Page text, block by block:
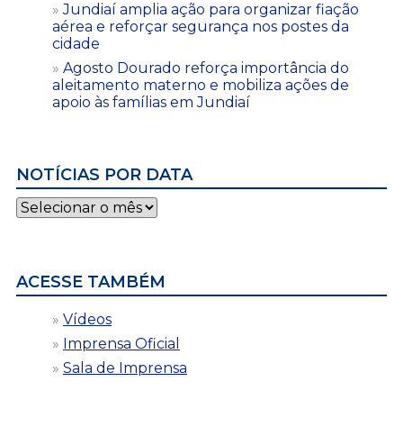
Jundiaí amplia ação para organizar fiação
aérea e reforçar segurança nos postes da
cidade
Agosto Dourado reforça importância do
aleitamento materno e mobiliza ações de
apoio às famílias em Jundiaí
NOTÍCIAS POR DATA
Notícias
por
ACESSE TAMBÉM
Vídeos
Imprensa Oficial
Sala de Imprensa